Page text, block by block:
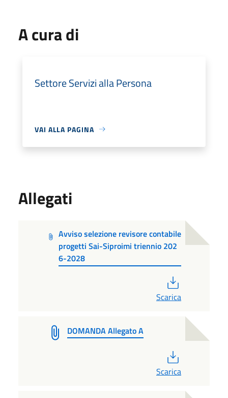
A cura di
Settore Servizi alla Persona
VAI ALLA PAGINA
Allegati
Avviso selezione revisore contabile
progetti Sai-Siproimi triennio 202
6-2028
Scarica
DOMANDA Allegato A
Scarica